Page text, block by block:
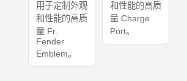
用于定制外观
和性能的高质
量 Fr.
Fender
Emblem。
和性能的高质
量 Charge
Port。